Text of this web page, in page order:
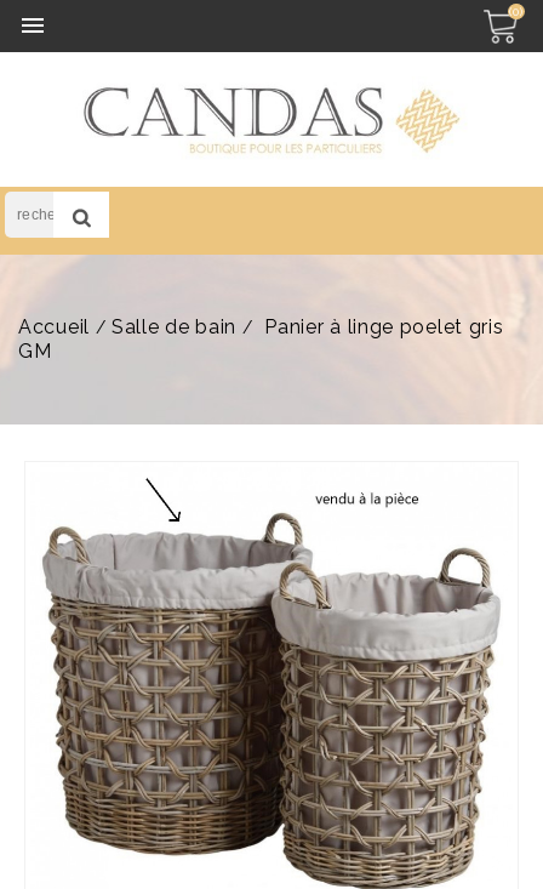
 (0)
Accueil Salle de bain
Panier à linge poelet gris
GM